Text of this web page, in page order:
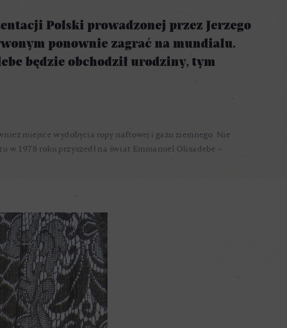
Polski prowadzonej przez Jerzego
ponownie zagrać na mundialu.
będzie obchodził urodziny, tym
miejsce wydobycia ropy naftowej i gazu ziemnego. Nie
w 1978 roku przyszedł na świat Emmanuel Olisadebe –